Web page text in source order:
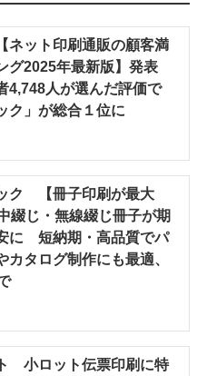
ジタル印刷
印刷通販
イベント 信用情報
多様なビジネス・多彩な商材～
製本機特集
2022 検査・校正特集
印刷機材年鑑
ット印刷通販の顧客満
グ2025年最新版】発表
4,748人が選んだ評価で
ク」が総合１位に
ク 【冊子印刷が最大
綴じ・無線綴じ冊子が期
に 短納期・高品質でパ
カタログ制作にも最適、
小ロット伝票印刷に特